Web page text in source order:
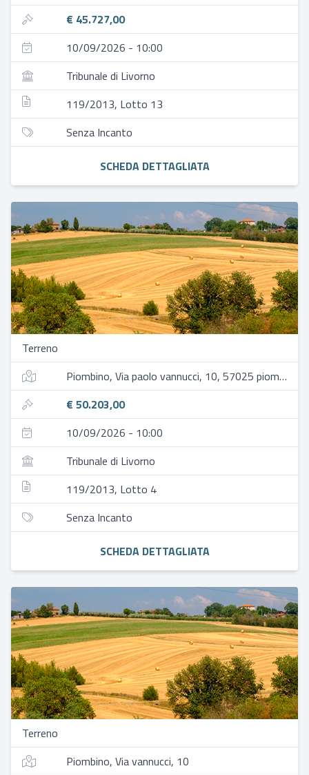
€ 45.727,00
10/09/2026 - 10:00
Tribunale di Livorno
119/2013, Lotto 13
Senza Incanto
SCHEDA DETTAGLIATA
Terreno
Piombino, Via paolo vannucci, 10, 57025 piombino li, italia
€ 50.203,00
10/09/2026 - 10:00
Tribunale di Livorno
119/2013, Lotto 4
Senza Incanto
SCHEDA DETTAGLIATA
Terreno
Piombino, Via vannucci, 10